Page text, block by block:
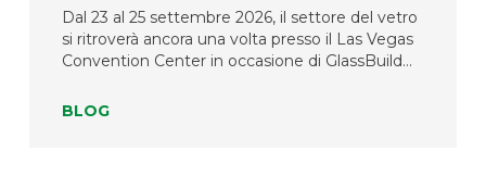
nostro stand #1557
Dal 23 al 25 settembre 2026, il settore del vetro
si ritroverà ancora una volta presso il Las Vegas
Convention Center in occasione di GlassBuild
Nord America dedicato alle industrie del vetro,
BLOG